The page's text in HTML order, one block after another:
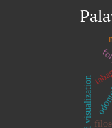
3-d visualization